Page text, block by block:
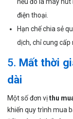
điện thoại.
Hạn chế chia sẻ
dịch, chỉ cung
5. Mất thời
dài
Một số đơn vịthu
khiến quy trình mua